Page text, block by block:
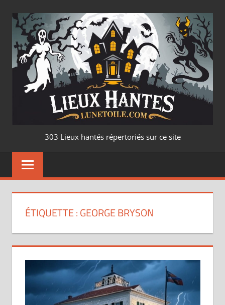
contenu
LIEUX
–
303 Lieux hantés répertoriés sur ce site
ÉTIQUETTE :GEORGE BRYSON